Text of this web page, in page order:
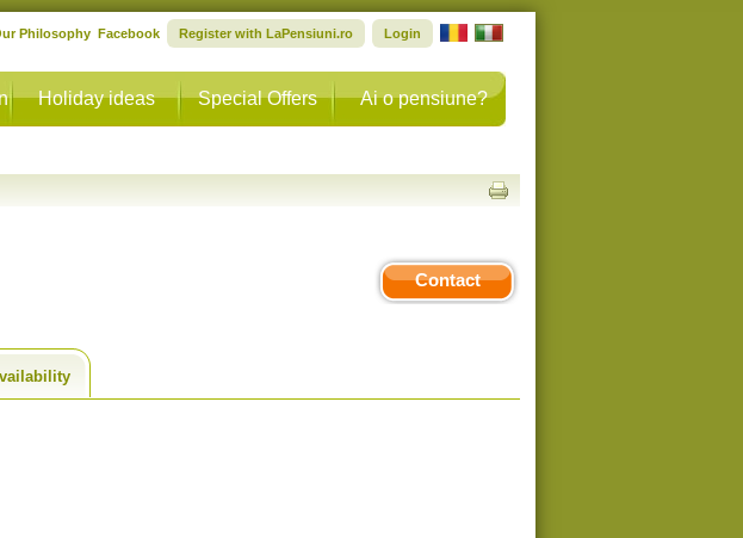
Holiday ideas Special Offers Ai o pensiune?
Philosophy Facebook Register with LaPensiuni.ro Login
Contact